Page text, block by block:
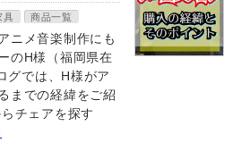
具 商品一覧
ニメ音楽制作にも
のH様（福岡県在
グでは、H様がア
までの経緯をご紹
チェアを探す